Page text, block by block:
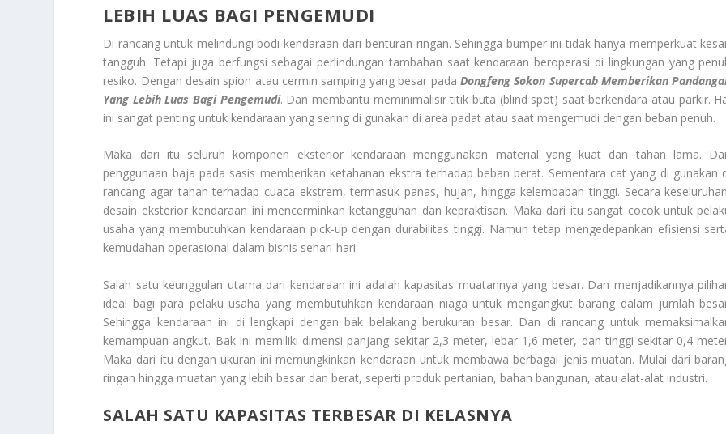
LEBIH LUAS BAGI PENGEMUDI
Di rancang untuk melindungi bodi kendaraan dari benturan ringan. Sehingga bumper ini tidak hanya memperkuat
tangguh. Tetapi juga berfungsi sebagai perlindungan tambahan saat kendaraan beroperasi di lingkungan yang
resiko. Dengan desain spion atau cermin samping yang besar pada Dongfeng Sokon SupercabMemberikan
Yang Lebih Luas Bagi Pengemudi. Dan membantu meminimalisir titik buta (blind spot) saat berkendara atau parkir.
ini sangat penting untuk kendaraan yang sering di gunakan di area padat atau saat mengemudi dengan beban penuh.
Maka dari itu seluruh komponen eksterior kendaraan menggunakan material yang kuat dan tahan lama.
penggunaan baja pada sasis memberikan ketahanan ekstra terhadap beban berat. Sementara cat yang di gunakan
rancang agar tahan terhadap cuaca ekstrem, termasuk panas, hujan, hingga kelembaban tinggi. Secara
desain eksterior kendaraan ini mencerminkan ketangguhan dan kepraktisan. Maka dari itu sangat cocok untuk
usaha yang membutuhkan kendaraan pick-up dengan durabilitas tinggi. Namun tetap mengedepankan efisiensi
kemudahan operasional dalam bisnis sehari-hari.
Salah satu keunggulan utama dari kendaraan ini adalah kapasitas muatannya yang besar. Dan menjadikannya
ideal bagi para pelaku usaha yang membutuhkan kendaraan niaga untuk mengangkut barang dalam jumlah
Sehingga kendaraan ini di lengkapi dengan bak belakang berukuran besar. Dan di rancang untuk
kemampuan angkut. Bak ini memiliki dimensi panjang sekitar 2,3 meter, lebar 1,6 meter, dan tinggi sekitar 0,4
Maka dari itu dengan ukuran ini memungkinkan kendaraan untuk membawa berbagai jenis muatan. Mulai dari
ringan hingga muatan yang lebih besar dan berat, seperti produk pertanian, bahan bangunan, atau alat-alat industri.
SALAH SATU KAPASITAS TERBESAR DI KELASNYA